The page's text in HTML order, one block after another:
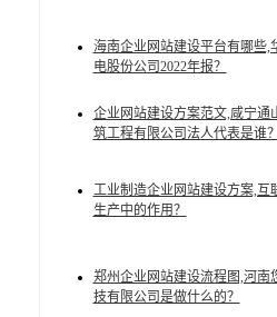
海南企业网站建设平台有哪些,
电股份公司2022年报？
企业网站建设方案范文,咸宁通
筑工程有限公司法人代表是谁？
工业制造企业网站建设方案,互
生产中的作用？
郑州企业网站建设流程图,河南
技有限公司是做什么的？